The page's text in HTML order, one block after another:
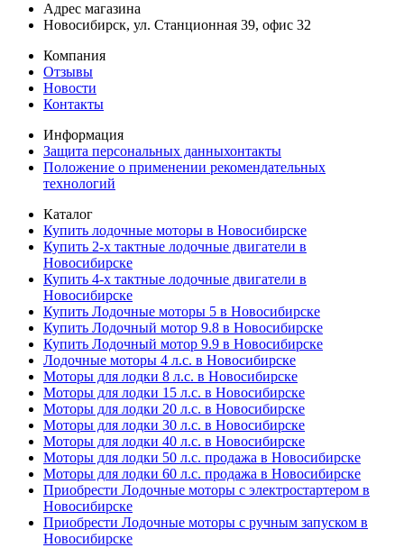
Адрес магазина
Новосибирск, ул. Станционная 39, офис 32
Компания
Отзывы
Новости
Контакты
Информация
Защита персональных данныхонтакты
Положение о применении рекомендательных
технологий
Каталог
Купить лодочные моторы в Новосибирске
Купить 2-х тактные лодочные двигатели в
Новосибирске
Купить 4-х тактные лодочные двигатели в
Новосибирске
Купить Лодочные моторы 5 в Новосибирске
Купить Лодочный мотор 9.8 в Новосибирске
Купить Лодочный мотор 9.9 в Новосибирске
Лодочные моторы 4 л.с. в Новосибирске
Моторы для лодки 8 л.с. в Новосибирске
Моторы для лодки 15 л.с. в Новосибирске
Моторы для лодки 20 л.с. в Новосибирске
Моторы для лодки 30 л.с. в Новосибирске
Моторы для лодки 40 л.с. в Новосибирске
Моторы для лодки 50 л.с. продажа в Новосибирске
Моторы для лодки 60 л.с. продажа в Новосибирске
Приобрести Лодочные моторы с электростартером в
Новосибирске
Приобрести Лодочные моторы с ручным запуском в
Новосибирске